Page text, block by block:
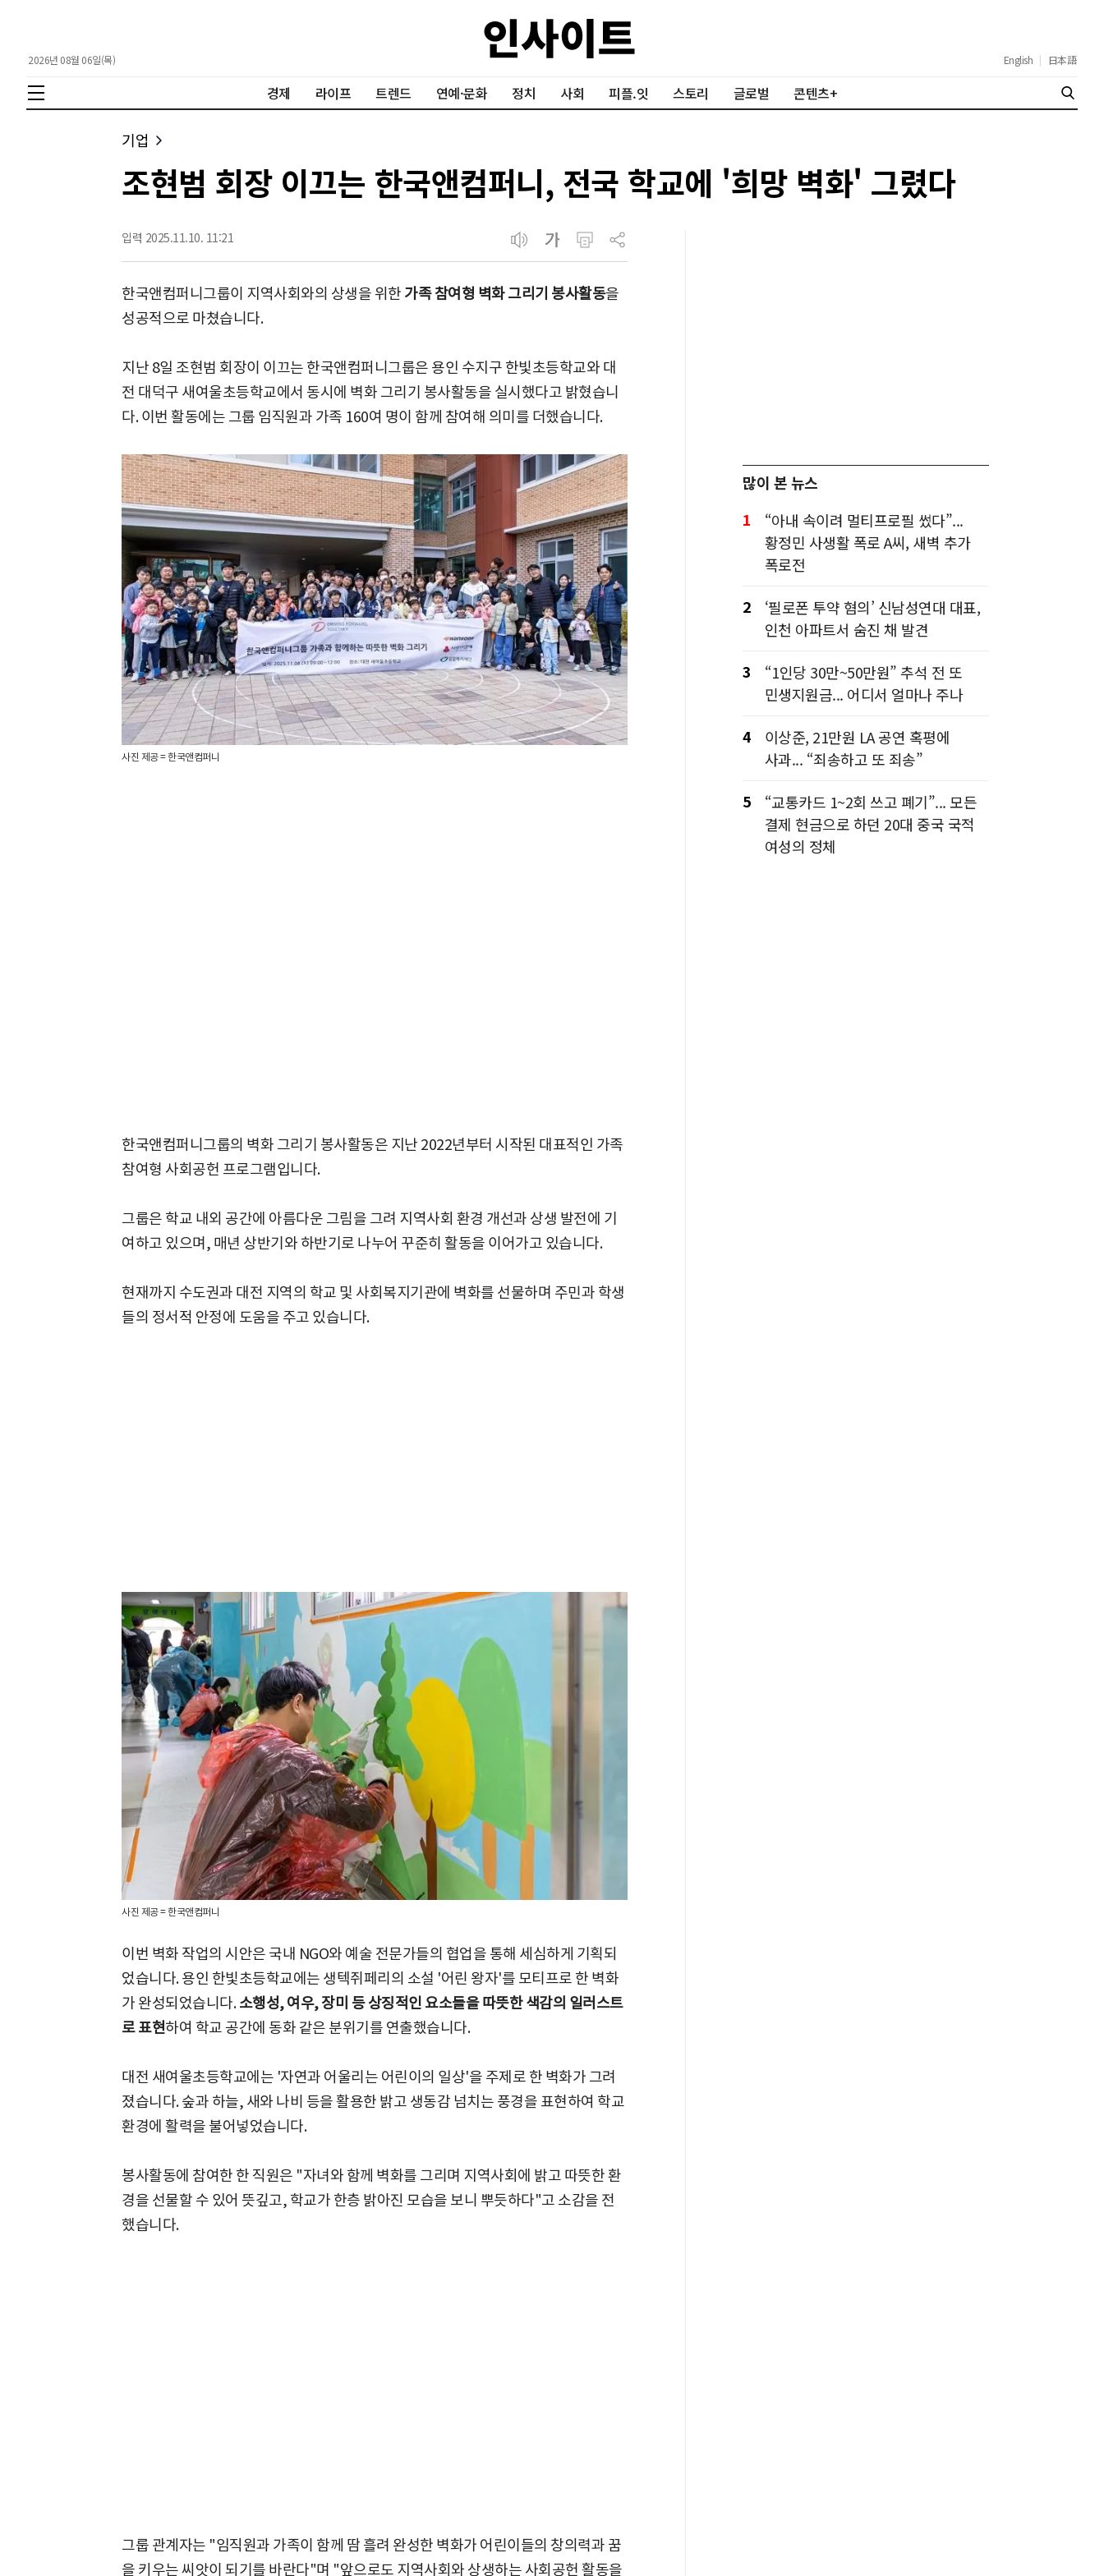
2026년 08월 06일(목) English | 日本語
경제 라이프 트렌드 연예·문화 정치 사회 피플.잇 스토리 글로벌 콘텐츠+
기업
조현범 회장 이끄는 한국앤컴퍼니, 전국 학교에 '희망 벽화' 그렸다
입력 2025.11.10. 11:21
한국앤컴퍼니그룹이 지역사회와의 상생을 위한 가족 참여형 벽화 그리기 봉사활동을
성공적으로 마쳤습니다.
지난 8일 조현범 회장이 이끄는 한국앤컴퍼니그룹은 용인 수지구 한빛초등학교와 대
전 대덕구 새여울초등학교에서 동시에 벽화 그리기 봉사활동을 실시했다고 밝혔습니
다. 이번 활동에는 그룹 임직원과 가족 160여 명이 함께 참여해 의미를 더했습니다.
사진 제공 = 한국앤컴퍼니
한국앤컴퍼니그룹의 벽화 그리기 봉사활동은 지난 2022년부터 시작된 대표적인 가족
참여형 사회공헌 프로그램입니다.
그룹은 학교 내외 공간에 아름다운 그림을 그려 지역사회 환경 개선과 상생 발전에 기
여하고 있으며, 매년 상반기와 하반기로 나누어 꾸준히 활동을 이어가고 있습니다.
현재까지 수도권과 대전 지역의 학교 및 사회복지기관에 벽화를 선물하며 주민과 학생
들의 정서적 안정에 도움을 주고 있습니다.
사진 제공 = 한국앤컴퍼니
이번 벽화 작업의 시안은 국내 NGO와 예술 전문가들의 협업을 통해 세심하게 기획되
었습니다. 용인 한빛초등학교에는 생텍쥐페리의 소설 '어린 왕자'를 모티프로 한 벽화
가 완성되었습니다.소행성, 여우, 장미 등 상징적인 요소들을 따뜻한 색감의 일러스트
로 표현하여 학교 공간에 동화 같은 분위기를 연출했습니다.
대전 새여울초등학교에는 '자연과 어울리는 어린이의 일상'을 주제로 한 벽화가 그려
졌습니다. 숲과 하늘, 새와 나비 등을 활용한 밝고 생동감 넘치는 풍경을 표현하여 학교
환경에 활력을 불어넣었습니다.
봉사활동에 참여한 한 직원은 "자녀와 함께 벽화를 그리며 지역사회에 밝고 따뜻한 환
경을 선물할 수 있어 뜻깊고, 학교가 한층 밝아진 모습을 보니 뿌듯하다"고 소감을 전
했습니다.
그룹 관계자는 "임직원과 가족이 함께 땀 흘려 완성한 벽화가 어린이들의 창의력과 꿈
을 키우는 씨앗이 되기를 바란다"며 "앞으로도 지역사회와 상생하는 사회공헌 활동을
많이 본 뉴스
1
“아내 속이려 멀티프로필 썼다”...
황정민 사생활 폭로 A씨, 새벽 추가
폭로전
2
‘필로폰 투약 혐의’ 신남성연대 대표,
인천 아파트서 숨진 채 발견
3
“1인당 30만~50만원” 추석 전 또
민생지원금... 어디서 얼마나 주나
4
이상준, 21만원 LA 공연 혹평에
사과... “죄송하고 또 죄송”
5
“교통카드 1~2회 쓰고 폐기”... 모든
결제 현금으로 하던 20대 중국 국적
여성의 정체